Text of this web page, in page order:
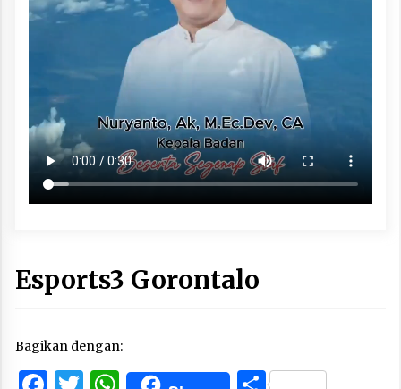
Esports3 Gorontalo
Bagikan dengan: